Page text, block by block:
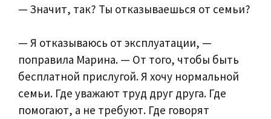
— Значит, так? Ты отказываешься от семьи?
— Я отказываюсь от эксплуатации, —
поправила Марина. — От того, чтобы быть
бесплатной прислугой. Я хочу нормальной
семьи. Где уважают труд друг друга. Где
помогают, а не требуют. Где говорят